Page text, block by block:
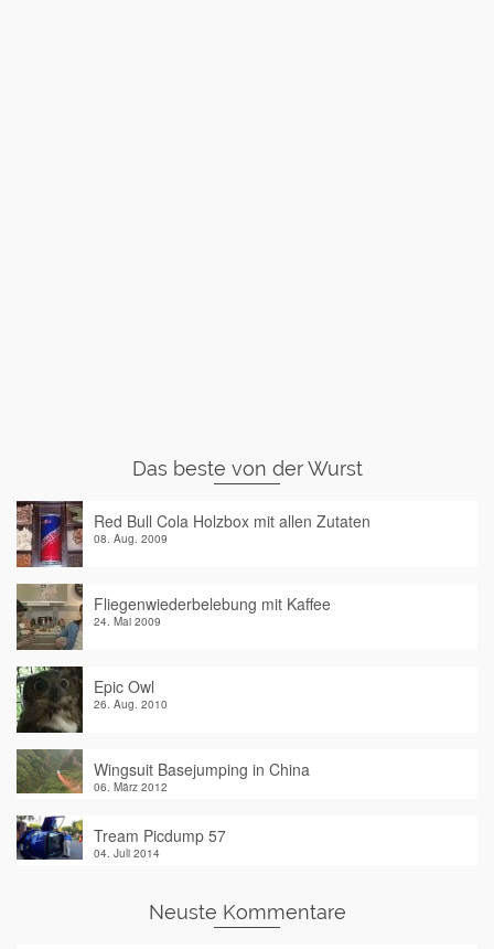
Das beste von der Wurst
Red Bull Cola Holzbox mit allen Zutaten
08. Aug. 2009
Fliegenwiederbelebung mit Kaffee
24. Mai 2009
Epic Owl
26. Aug. 2010
Wingsuit Basejumping in China
06. März 2012
Tream Picdump 57
04. Juli 2014
Neuste Kommentare